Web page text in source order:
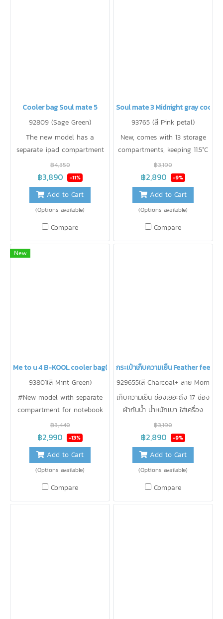
Cooler bag Soul mate 5
92809 (Sage Green)
The new model has a
separate ipad compartment
with a breast pump +
baggage. Keep cool at 11 ° C
for up to 20 hours. Can
separate the bag into 2 bags,
can be carried / backpack /
shoulder bag. Up to 12
฿4,350
฿3,890 -11%
Add to Cart
(Options available)
Compare
Soul mate 3 Midnight gray cooler
93765 (สี Pink petal)
New, comes with 13 storage
compartments, keeping 11.5°C
cold for up to 20 hours, can
be separated into 2 bags, can
be carried / backpack /
crossbody.
฿3,190
฿2,890 -9%
Add to Cart
(Options available)
Compare
New
Me to u 4 B-KOOL cooler bag(copy)(copy)
93801(สี Mint Green)
#New model with separate
compartment for notebook
and breast pump, lightweight,
compact size, 1 set with 2
bags, can store 4 8oz milk
bottles + 2 milk bottles per
cone, keep cold 9.3°C for 15
hours.
฿3,440
฿2,990 -13%
Add to Cart
(Options available)
Compare
กระเป๋าเก็บความเย็น Feather feel2
929655(สี Charcoal+ ลาย Mom
my&Me)
เก็บความเย็น ช่องเยอะถึง 17 ช่อง
ผ้ากันน้ำ น้ำหนักเบา ใส่เครื่อง
ปั๊ม+ipad+Cooler Bagได้ในใบ
เดียว
฿3,190
฿2,890 -9%
Add to Cart
(Options available)
Compare